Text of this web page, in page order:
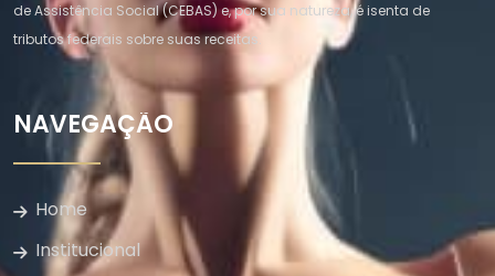
de Assistência Social (CEBAS) e, por sua natureza, é isenta de
tributos federais sobre suas receitas.
NAVEGAÇÃO
Home
Institucional